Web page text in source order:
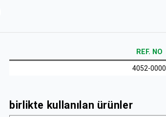
REF. NO
4052-0000
birlikte kullanılan ürünler